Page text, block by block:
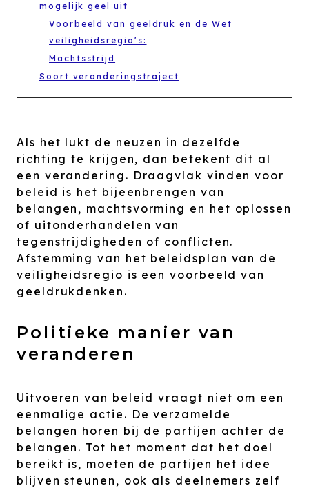
mogelijk geel uit
Voorbeeld van geeldruk en de Wet
veiligheidsregio’s:
Machtsstrijd
Soort veranderingstraject
Als het lukt de neuzen in dezelfde
richting te krijgen, dan betekent dit al
een verandering. Draagvlak vinden voor
beleid is het bijeenbrengen van
belangen, machtsvorming en het oplossen
of uitonderhandelen van
tegenstrijdigheden of conflicten.
Afstemming van het beleidsplan van de
veiligheidsregio is een voorbeeld van
geeldrukdenken.
Politieke manier van
veranderen
Uitvoeren van beleid vraagt niet om een
eenmalige actie. De verzamelde
belangen horen bij de partijen achter de
belangen. Tot het moment dat het doel
bereikt is, moeten de partijen het idee
blijven steunen, ook als deelnemers zelf